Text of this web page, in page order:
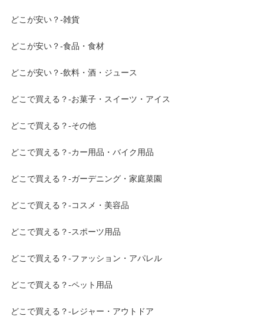
どこが安い？-雑貨
どこが安い？-食品・食材
どこが安い？-飲料・酒・ジュース
どこで買える？-お菓子・スイーツ・アイス
どこで買える？-その他
どこで買える？-カー用品・バイク用品
どこで買える？-ガーデニング・家庭菜園
どこで買える？-コスメ・美容品
どこで買える？-スポーツ用品
どこで買える？-ファッション・アパレル
どこで買える？-ペット用品
どこで買える？-レジャー・アウトドア